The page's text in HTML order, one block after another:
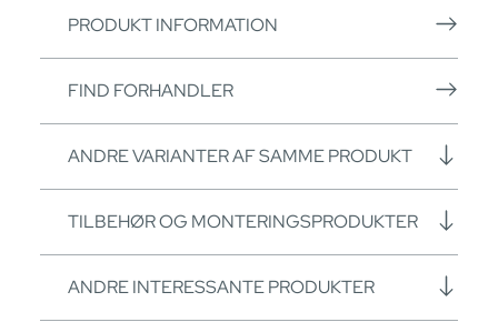
PRODUKT INFORMATION
FIND FORHANDLER
ANDRE VARIANTER AF SAMME PRODUKT
TILBEHØR OG MONTERINGSPRODUKTER
ANDRE INTERESSANTE PRODUKTER